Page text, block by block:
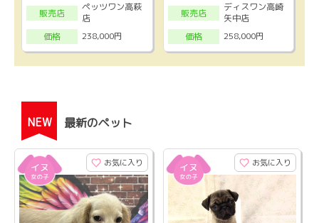
販売店
ペッツワン高萩
店
価格
238,000円
販売店
ディスワン高崎
矢中店
価格
258,000円
NEW 最新のペット
お気に入り お気に入り